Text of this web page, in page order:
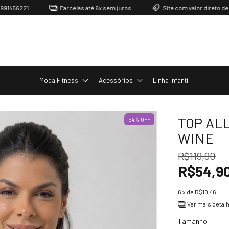
Parcelas até 6x sem juros Site com valor direto de fábrica
Moda Fitness Acessórios Linha Infantil
54% OFF
TOP
WINE
R$119,90
6 x de R$10,46
Ver mais
Tamanho